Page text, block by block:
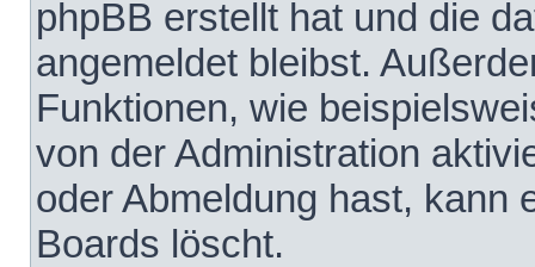
phpBB erstellt hat und die
angemeldet bleibst.
Funktionen, wie
von der Administration
oder Abmeldung hast, kann
Boards löscht.